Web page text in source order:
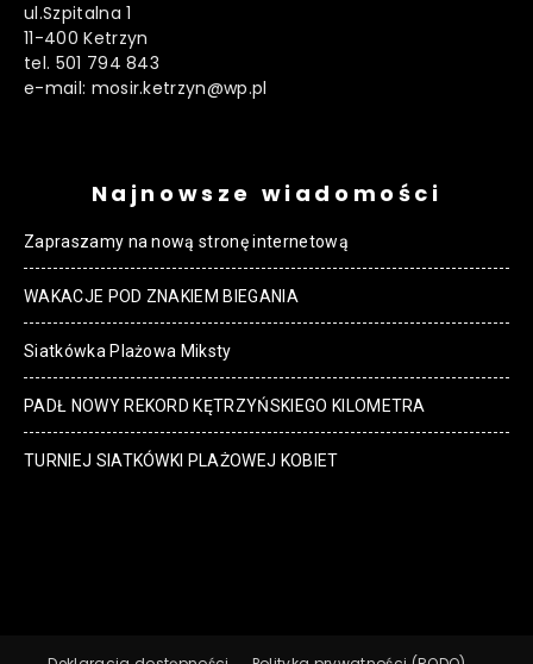
ul.Szpitalna 1
11-400 Ketrzyn
tel. 501 794 843
e-mail: mosir.ketrzyn@wp.pl
Najnowsze wiadomości
Zapraszamy na nową stronę internetową
WAKACJE POD ZNAKIEM BIEGANIA
Siatkówka Plażowa Miksty
PADŁ NOWY REKORD KĘTRZYŃSKIEGO KILOMETRA
TURNIEJ SIATKÓWKI PLAŻOWEJ KOBIET